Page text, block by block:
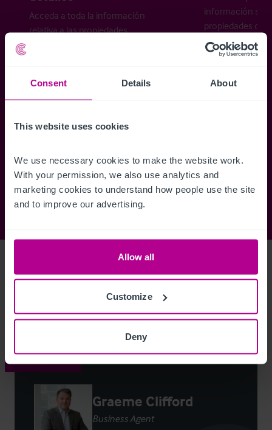
Consent Details About
This website uses cookies
We use necessary cookies to make the website work.
With your permission, we also use analytics and
marketing cookies to understand how people use the site
and to improve our advertising.
Allow all
Customize
Deny
Acceda a toda la información
relativa a las propiedades
información
propiedades
cómo desea
Regístrese ahora
to view full details
Contacto
Graeme Clifford
Business Agent